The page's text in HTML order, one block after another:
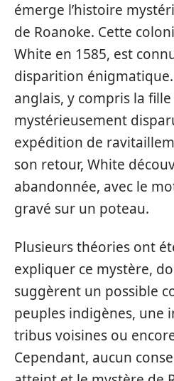
émerge l’histoire
de Roanoke. Cette
White en 1585, est
disparition
anglais, y compris la
mystérieusement
expédition de
son retour, White
abandonnée, avec le
gravé sur un poteau.
Plusieurs théories ont
expliquer ce mystère,
suggèrent un possible
peuples indigènes, une
tribus voisines ou
Cependant, aucun